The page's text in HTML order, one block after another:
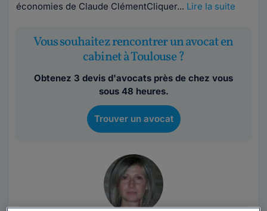
économies de Claude ClémentCliquer... Lire la suite
Vous souhaitez rencontrer un avocat en
cabinet à Toulouse ?
Obtenez 3 devis d'avocats près de chez vous
sous 48 heures.
Trouver un avocat